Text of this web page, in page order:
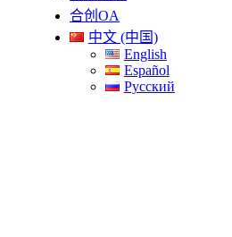
合创OA
中文 (中国)
English
Español
Русский